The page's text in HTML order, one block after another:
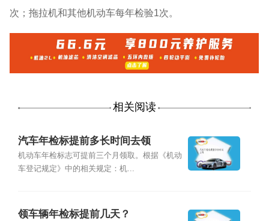
次；拖拉机和其他机动车每年检验1次。
相关阅读
汽车年检标提前多长时间去领
机动车年检标志可提前三个月领取。根据《机动
车登记规定》中的相关规定：机...
领车辆年检标提前几天？